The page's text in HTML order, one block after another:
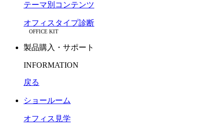
テーマ別コンテンツ
オフィスタイプ診断
OFFICE KIT
製品購入・サポート
INFORMATION
戻る
ショールーム
オフィス見学